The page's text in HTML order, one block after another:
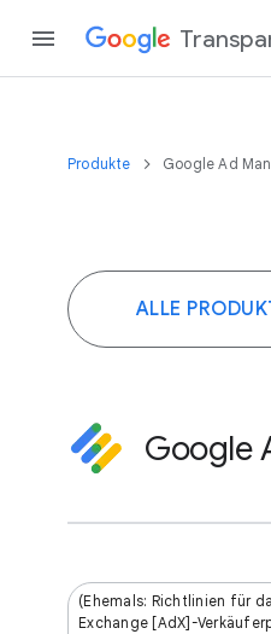
Produkte Google Ad
ALLE
Google